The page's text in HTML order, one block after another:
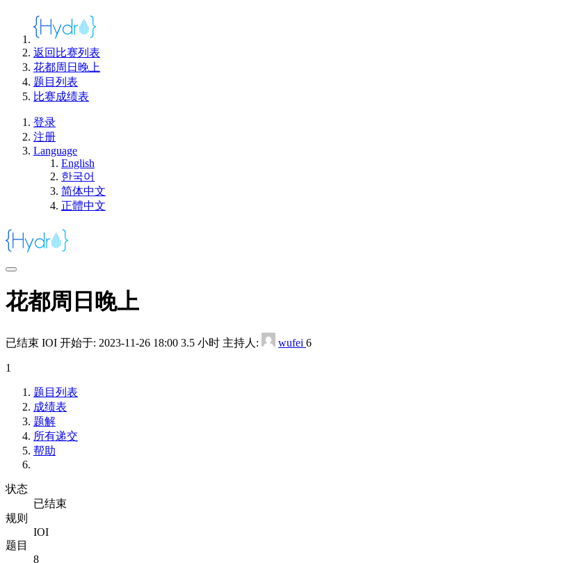
返回比赛列表
花都周日晚上
题目列表
比赛成绩表
登录
注册
Language
English
한국어
简体中文
正體中文
花都周日晚上
已结束 IOI 开始于: 2023-11-26 18:00 3.5 小时 主持人: wufei 6
1
题目列表
成绩表
题解
所有递交
帮助
状态
已结束
规则
IOI
题目
8